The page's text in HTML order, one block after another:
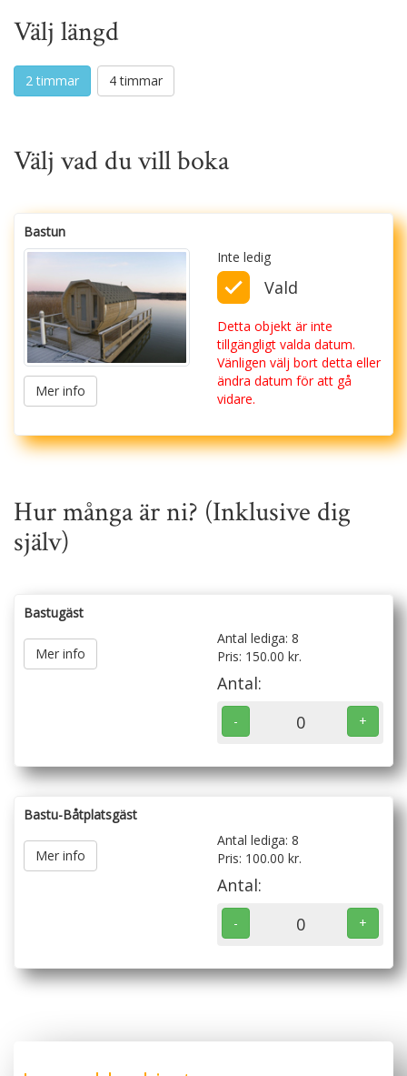
Välj längd
2 timmar 4 timmar
Välj vad du vill boka
Bastun
Mer info
Inte ledig
Vald
Detta objekt är inte
tillgängligt valda datum.
Vänligen välj bort detta eller
ändra datum för att gå
vidare.
Hur många är ni? (Inklusive dig
själv)
Bastugäst
Mer info
Antal lediga: 8
Pris: 150.00 kr.
Antal:
- 0 +
Bastu-Båtplatsgäst
Mer info
Antal lediga: 8
Pris: 100.00 kr.
Antal:
- 0 +